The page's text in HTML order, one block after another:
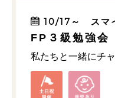
10/17～ スマ
FP３級勉強会
私たちと一緒にチ